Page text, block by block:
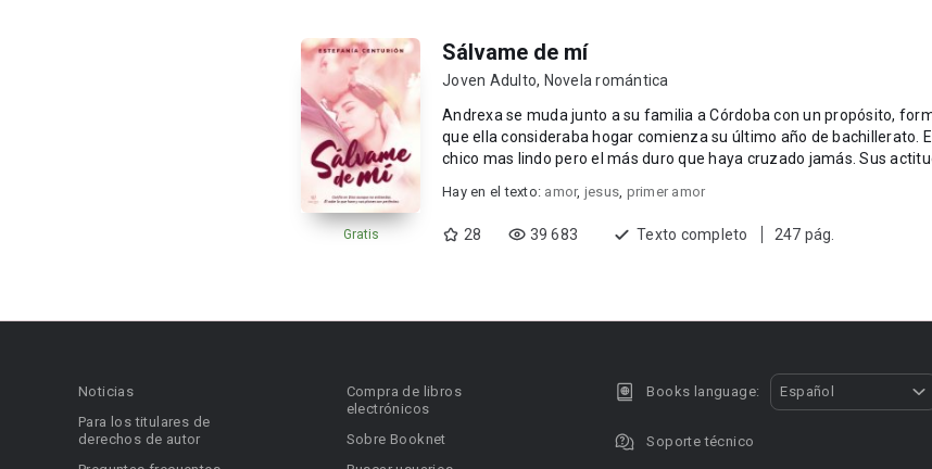
Gratis
Sálvame de mí
Joven Adulto, Novela romántica
Andrexa se muda junto a su familia a Córdoba con un propósito,
que ella consideraba hogar comienza su último año de bachillerato.
chico mas lindo pero el más duro que haya cruzado jamás. Sus
Hay en el texto: amor, jesus, primer amor
28 39 683 Texto completo 247 pág.
Noticias
Para los titulares de
derechos de autor
Compra de libros
electrónicos
Sobre Booknet
Books language: Español
Soporte técnico